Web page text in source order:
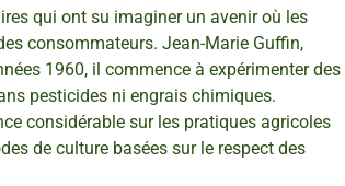
qui ont su imaginer un avenir où les
consommateurs. Jean-Marie Guffin,
1960, il commence à expérimenter des
pesticides ni engrais chimiques.
considérable sur les pratiques agricoles
de culture basées sur le respect des